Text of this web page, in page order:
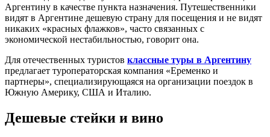
Аргентину в качестве пункта назначения. Путешественники
видят в Аргентине дешевую страну для посещения и не видят
никаких «красных флажков», часто связанных с
экономической нестабильностью, говорит она.
Для отечественных туристов классные туры в Аргентину
предлагает туроператорская компания «Еременко и
партнеры», специализирующаяся на организации поездок в
Южную Америку, США и Италию.
Дешевые стейки и вино